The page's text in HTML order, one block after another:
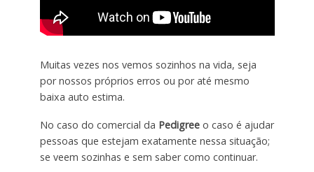
Muitas vezes nos vemos sozinhos na vida, seja
por nossos próprios erros ou por até mesmo
baixa auto estima.
No caso do comercial da Pedigreeo caso é ajudar
pessoas que estejam exatamente nessa situação;
se veem sozinhas e sem saber como continuar.